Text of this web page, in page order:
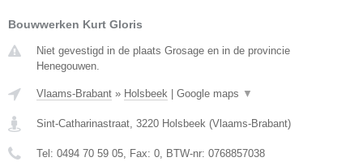
Bouwwerken Kurt Gloris
Niet gevestigd in de plaats Grosage en in de provincie
Henegouwen.
Vlaams-Brabant » Holsbeek Google maps ▼
Sint-Catharinastraat, 3220 Holsbeek (Vlaams-Brabant)
Tel: 0494 70 59 05, Fax: 0, BTW-nr: 0768857038